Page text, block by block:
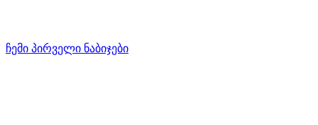
ჩემი პირველი ნაბიჯები